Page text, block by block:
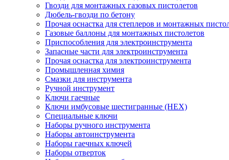
Гвозди для монтажных газовых пистолетов
Дюбель-гвозди по бетону
Прочая оснастка для степлеров и монтажных
Газовые баллоны для монтажных пистолетов
Приспособления для электроинструмента
Запасные части для электроинструмента
Прочая оснастка для электроинструмента
Промышленная химия
Смазки для инструмента
Ручной инструмент
Ключи гаечные
Ключи имбусовые шестигранные (HEX)
Специальные ключи
Наборы ручного инструмента
Наборы автоинструмента
Наборы гаечных ключей
Наборы отверток